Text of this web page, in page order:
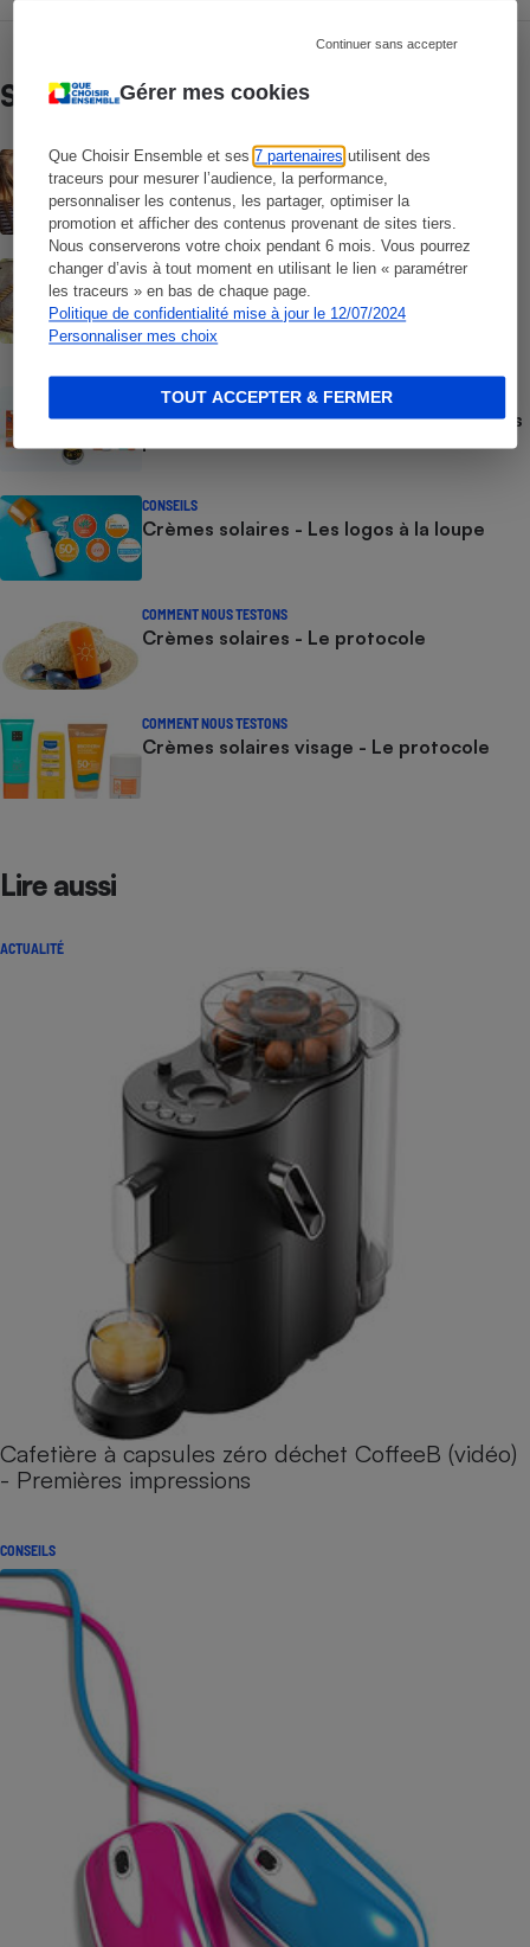
Gérer mes cookies
Que Choisir Ensemble et ses7 partenaires utilisent des
traceurs pour mesurer l’audience, la performance,
personnaliser les contenus, les partager, optimiser la
promotion et afficher des contenus provenant de sites tiers.
Nous conserverons votre choix pendant 6 mois. Vous pourrez
changer d’avis à tout moment en utilisant le lien « paramétrer
les traceurs » en bas de chaque page.
Politique de confidentialité mise à jour le 12/07/2024
Personnaliser mes choix
Continuer sans accepter
TOUT ACCEPTER & FERMER
Sur le même sujet
ACTUALITÉ
Les moustiques vont-ils s’habituer au
répulsif le plus efficace ?
ACTION QUE CHOISIR ENSEMBLE
Test des crèmes solaires vendues sur
Temu, Shein et AliExpress - 9 sur 10
dangereuses pour la santé des
consommateurs
ACTUALITÉ
Crèmes solaires - Le bilan désastreux des
CONSEILS
Crèmes solaires - Les logos à la loupe
COMMENT NOUS TESTONS
Crèmes solaires - Le protocole
COMMENT NOUS TESTONS
Crèmes solaires visage - Le protocole
Lire aussi
ACTUALITÉ
Cafetière à capsules zéro déchet CoffeeB (vidéo)
- Premières impressions
CONSEILS